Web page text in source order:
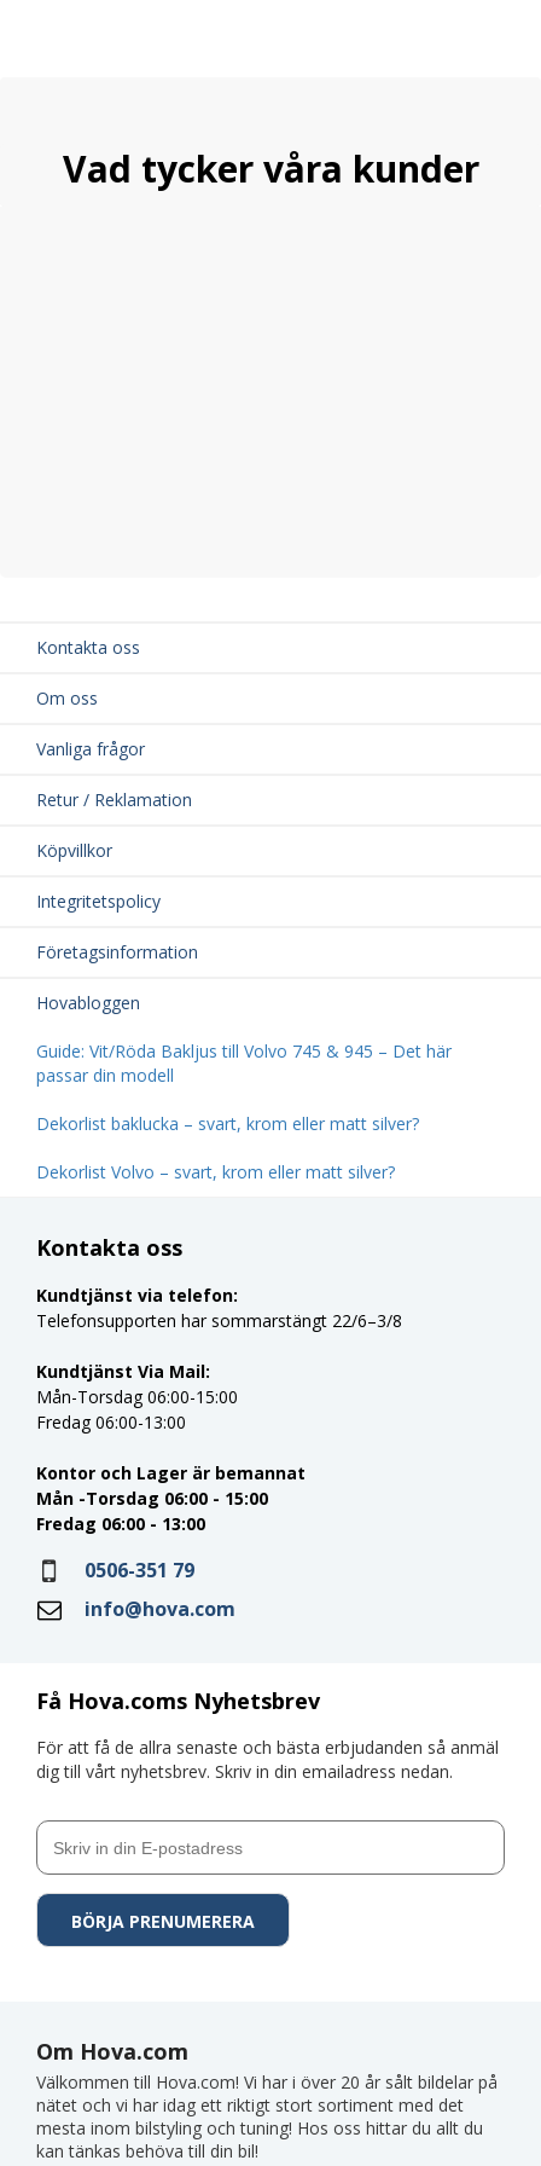
Vad tycker våra kunder
Kontakta oss
Om oss
Vanliga frågor
Retur / Reklamation
Köpvillkor
Integritetspolicy
Företagsinformation
Hovabloggen
Guide: Vit/Röda Bakljus till Volvo 745 & 945 – Det här
passar din modell
Dekorlist baklucka – svart, krom eller matt silver?
Dekorlist Volvo – svart, krom eller matt silver?
Få Hova.coms Nyhetsbrev
För att få de allra senaste och bästa erbjudanden så anmäl
dig till vårt nyhetsbrev. Skriv in din emailadress nedan.
Kontakta oss
Kundtjänst via telefon:
Telefonsupporten har sommarstängt 22/6–3/8
Kundtjänst Via Mail:
Mån-Torsdag 06:00-15:00
Fredag 06:00-13:00
Kontor och Lager är bemannat
Mån -Torsdag 06:00 - 15:00
Fredag 06:00 - 13:00
0506-351 79
info@hova.com
Om Hova.com
Välkommen till Hova.com! Vi har i över 20 år sålt bildelar på
nätet och vi har idag ett riktigt stort sortiment med det
mesta inom bilstyling och tuning! Hos oss hittar du allt du
kan tänkas behöva till din bil!